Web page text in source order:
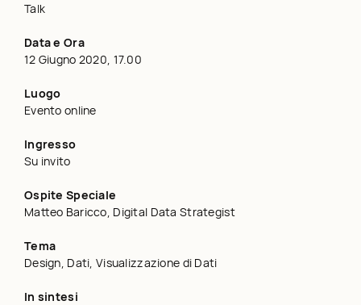
Talk
Data e Ora
12 Giugno 2020, 17.00
Luogo
Evento online
Ingresso
Su invito
Ospite Speciale
Matteo Baricco, Digital Data Strategist
Tema
Design, Dati, Visualizzazione di Dati
In sintesi